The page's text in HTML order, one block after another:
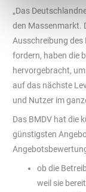
„Das
den Massenmarkt.
Ausschreibung des
fordern, haben die
hervorgebracht,
auf das nächste
und Nutzer im
Das BMDV hat die
günstigsten
ob die
weil sie